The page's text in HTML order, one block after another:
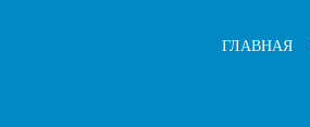
ГЛАВНАЯ